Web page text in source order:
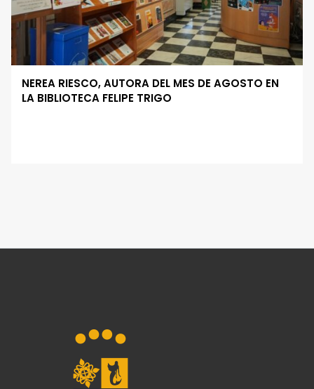
NEREA RIESCO, AUTORA DEL MES DE AGOSTO EN
LA BIBLIOTECA FELIPE TRIGO